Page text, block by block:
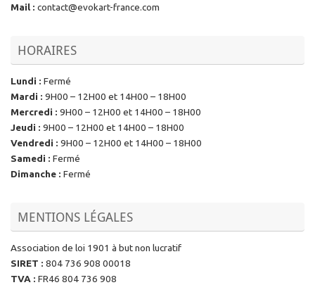
Mail : contact@evokart-france.com
HORAIRES
Lundi : Fermé
Mardi : 9H00 – 12H00 et 14H00 – 18H00
Mercredi : 9H00 – 12H00 et 14H00 – 18H00
Jeudi : 9H00 – 12H00 et 14H00 – 18H00
Vendredi : 9H00 – 12H00 et 14H00 – 18H00
Samedi : Fermé
Dimanche : Fermé
MENTIONS LÉGALES
Association de loi 1901 à but non lucratif
SIRET : 804 736 908 00018
TVA : FR46 804 736 908